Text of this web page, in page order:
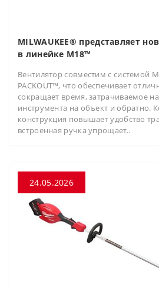
MILWAUKEE® представляет
в линейке M18™
Вентилятор совместим с системой
PACKOUT™, что обеспечивает
сокращает время, затрачиваемое
инструмента на объект и обратно.
конструкция повышает удобство
встроенная ручка упрощает..
24.05.2026